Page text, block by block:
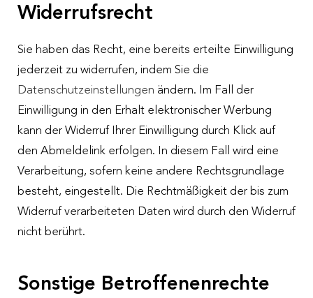
Widerrufsrecht
Sie haben das Recht, eine bereits erteilte Einwilligung
jederzeit zu widerrufen, indem Sie die
Datenschutzeinstellungen ändern. Im Fall der
Einwilligung in den Erhalt elektronischer Werbung
kann der Widerruf Ihrer Einwilligung durch Klick auf
den Abmeldelink erfolgen. In diesem Fall wird eine
Verarbeitung, sofern keine andere Rechtsgrundlage
besteht, eingestellt. Die Rechtmäßigkeit der bis zum
Widerruf verarbeiteten Daten wird durch den Widerruf
nicht berührt.
Sonstige Betroffenenrechte